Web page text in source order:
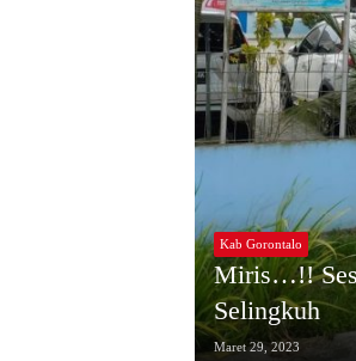
Kab Gorontalo
Miris…!!
Selingkuh
Maret 29, 2023